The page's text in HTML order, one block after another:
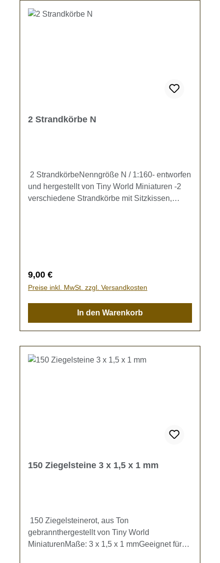
2 Strandkörbe N
2 StrandkörbeNenngröße N / 1:160- entworfen
und hergestellt von Tiny World Miniaturen -2
verschiedene Strandkörbe mit Sitzkissen,
Regulärer Preis:
9,00 €
Preise inkl. MwSt. zzgl. Versandkosten
In den Warenkorb
150 Ziegelsteine 3 x 1,5 x 1 mm
150 Ziegelsteinerot, aus Ton
gebrannthergestellt von Tiny World
MiniaturenMaße: 3 x 1,5 x 1 mmGeeignet für